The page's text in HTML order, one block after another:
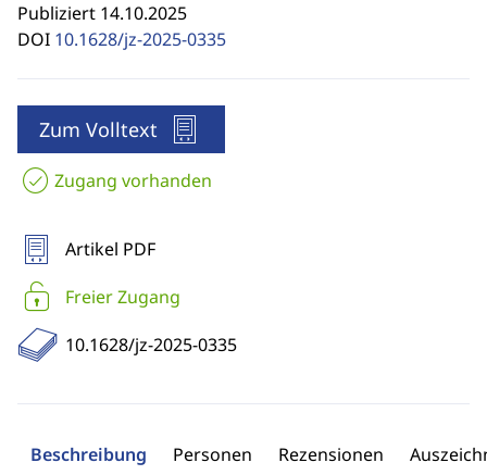
Publiziert 14.10.2025
DOI 10.1628/jz-2025-0335
Zum Volltext
Zugang vorhanden
Artikel PDF
Freier Zugang
10.1628/jz-2025-0335
Beschreibung Personen Rezensionen